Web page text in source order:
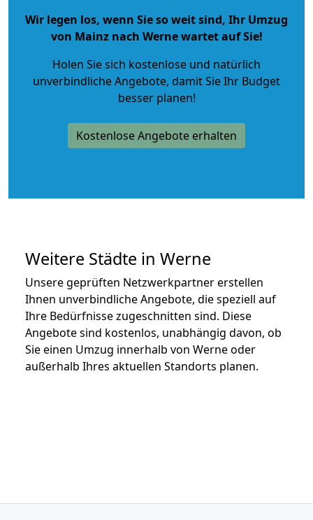
Wir legen los, wenn Sie so weit sind, Ihr Umzug
von Mainz nach Werne wartet auf Sie!
Holen Sie sich kostenlose und natürlich
unverbindliche Angebote, damit Sie Ihr Budget
besser planen!
Kostenlose Angebote erhalten
Weitere Städte in Werne
Unsere geprüften Netzwerkpartner erstellen
Ihnen unverbindliche Angebote, die speziell auf
Ihre Bedürfnisse zugeschnitten sind. Diese
Angebote sind kostenlos, unabhängig davon, ob
Sie einen Umzug innerhalb von Werne oder
außerhalb Ihres aktuellen Standorts planen.